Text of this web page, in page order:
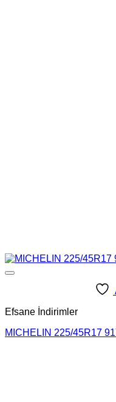
Efsane İndirimler
MICHELIN 225/45R17